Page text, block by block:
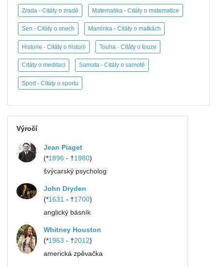
Zrada - Citáty o zradě Matematika - Citáty o matematice
Sen - Citáty o snech Maminka - Citáty o matkách
Historie - Citáty o historii Touha - Citáty o touze
Citáty o meditaci Samota - Citáty o samotě
Sport - Citáty o sportu
Výročí
Jean Piaget
(*1896 - †1980)
švýcarský psycholog
John Dryden
(*1631 - †1700)
anglický básník
Whitney Houston
(*1963 - †2012)
americká zpěvačka